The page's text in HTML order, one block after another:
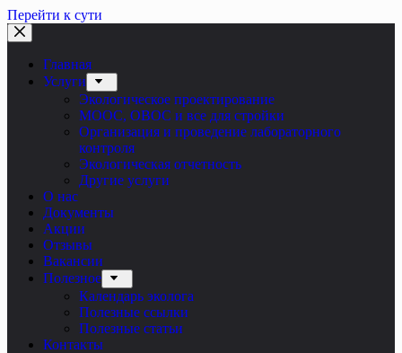
Перейти к сути
Главная
Услуги
Экологическое проектирование
МООС, ОВОС и все для стройки
Организация и проведение лабораторного
контроля
Экологическая отчетность
Другие услуги
О нас
Документы
Акции
Отзывы
Вакансии
Полезное
Календарь эколога
Полезные ссылки
Полезные статьи
Контакты